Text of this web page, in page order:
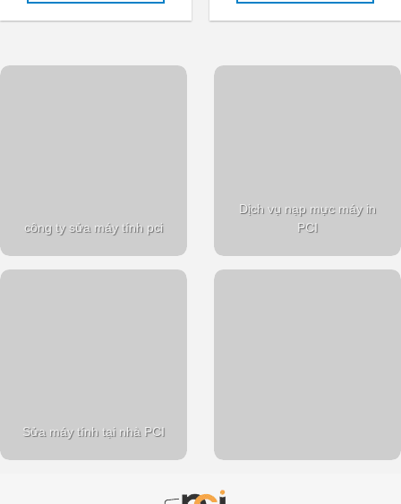
công ty sửa máy tính pci
Dịch vụ nạp mực máy in
PCI
Sửa máy tính tại nhà PCI